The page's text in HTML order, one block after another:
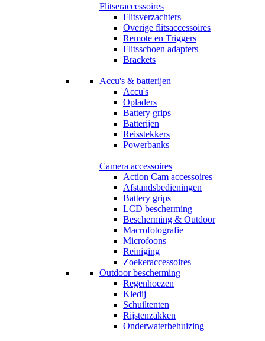
Flitseraccessoires
Flitsverzachters
Overige flitsaccessoires
Remote en Triggers
Flitsschoen adapters
Brackets
Accu's & batterijen
Accu's
Opladers
Battery grips
Batterijen
Reisstekkers
Powerbanks
Camera accessoires
Action Cam accessoires
Afstandsbedieningen
Battery grips
LCD bescherming
Bescherming & Outdoor
Macrofotografie
Microfoons
Reiniging
Zoekeraccessoires
Outdoor bescherming
Regenhoezen
Kledij
Schuiltenten
Rijstenzakken
Onderwaterbehuizing